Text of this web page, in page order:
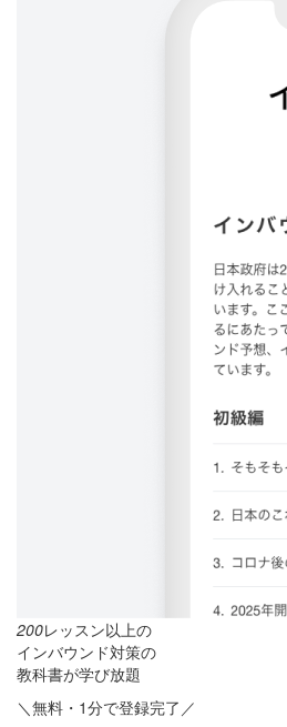
200レッスン以上の
インバウンド対策の
教科書が学び放題
＼無料・1分で登録完了／